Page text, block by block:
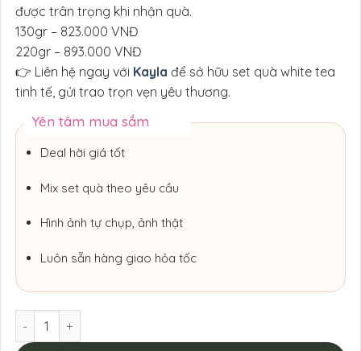
được trân trọng khi nhận quà.
130gr – 823.000 VNĐ
220gr – 893.000 VNĐ
👉 Liên hệ ngay với Kayla để sở hữu set quà white tea
tinh tế, gửi trao trọn vẹn yêu thương.
Yên tâm mua sắm
Deal hời giá tốt
Mix set quà theo yêu cầu
Hình ảnh tự chụp, ảnh thật
Luôn sẵn hàng giao hỏa tốc
'Set Quà Thanh Xuân Trà Trắng' số lượng